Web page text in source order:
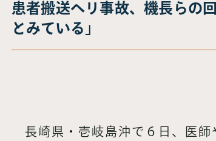
患者搬送ヘリ事故、機長らの
とみている」
長崎県・壱岐島沖で６日、医師